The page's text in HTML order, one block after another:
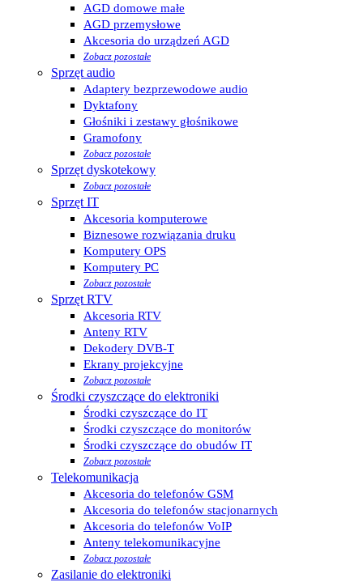
AGD domowe małe
AGD przemysłowe
Akcesoria do urządzeń AGD
Zobacz pozostałe
Sprzęt audio
Adaptery bezprzewodowe audio
Dyktafony
Głośniki i zestawy głośnikowe
Gramofony
Zobacz pozostałe
Sprzęt dyskotekowy
Zobacz pozostałe
Sprzęt IT
Akcesoria komputerowe
Biznesowe rozwiązania druku
Komputery OPS
Komputery PC
Zobacz pozostałe
Sprzęt RTV
Akcesoria RTV
Anteny RTV
Dekodery DVB-T
Ekrany projekcyjne
Zobacz pozostałe
Środki czyszczące do elektroniki
Środki czyszczące do IT
Środki czyszczące do monitorów
Środki czyszczące do obudów IT
Zobacz pozostałe
Telekomunikacja
Akcesoria do telefonów GSM
Akcesoria do telefonów stacjonarnych
Akcesoria do telefonów VoIP
Anteny telekomunikacyjne
Zobacz pozostałe
Zasilanie do elektroniki